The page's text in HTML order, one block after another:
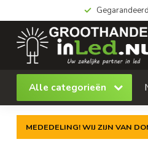
Alle categorieën
MEDEDELING! WIJ ZIJN VAN